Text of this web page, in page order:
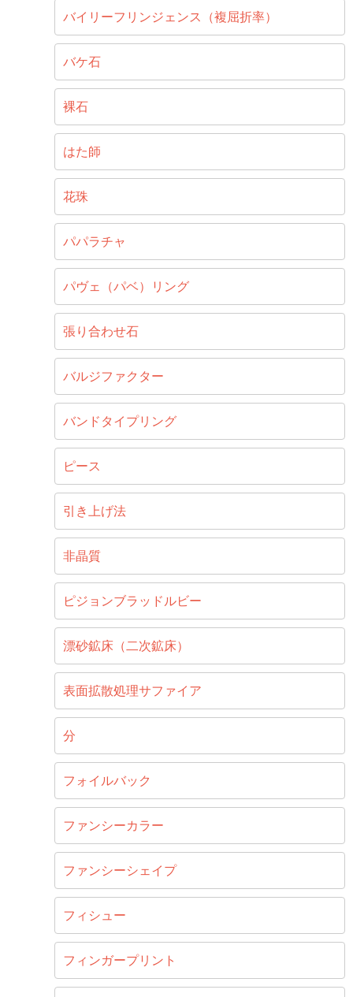
バイリーフリンジェンス（複屈折率）
バケ石
裸石
はた師
花珠
パパラチャ
パヴェ（パベ）リング
張り合わせ石
バルジファクター
バンドタイプリング
ピース
引き上げ法
非晶質
ピジョンブラッドルビー
漂砂鉱床（二次鉱床）
表面拡散処理サファイア
分
フォイルバック
ファンシーカラー
ファンシーシェイプ
フィシュー
フィンガープリント